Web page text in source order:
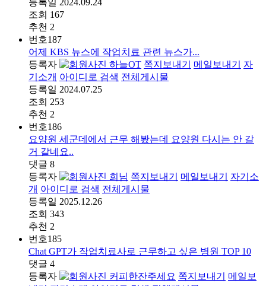
조회 167
추천 2
번호187
어제 KBS 뉴스에 작업치료 관련 뉴스가...
등록자
하늘OT 쪽지보내기 메일보내기
자
기소개 아이디로 검색 전체게시물
등록일 2024.07.25
조회 253
추천 2
번호186
요양원 세군데에서 근무 해봤는데 요양원 다시는 안 갈
거 같네요..
댓글 8
등록자
희님 쪽지보내기 메일보내기
자기소
개 아이디로 검색 전체게시물
등록일 2025.12.26
조회 343
추천 2
번호185
Chat GPT가 작업치료사로 근무하고 싶은 병원 TOP 10
댓글 4
등록자
커피한잔주세요 쪽지보내기
메일보